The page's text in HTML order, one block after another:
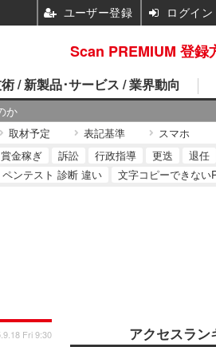
か
/ 新製品･サービス / 業界動向
取材予定 表記基準 スマホ
賞金稼ぎ 訴訟 行政指導 更迭 退任
ペンテスト 診断 違い 文字コピーできない
Fri 9:30 アクセスラン
Scan PREMIUM 登録
ユーザー登録 ログイン